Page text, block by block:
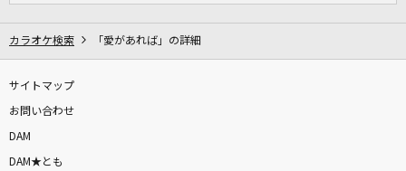
カラオケ検索 「愛があれば」の詳細
サイトマップ
お問い合わせ
DAM
DAM★とも